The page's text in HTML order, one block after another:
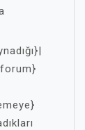
forum}